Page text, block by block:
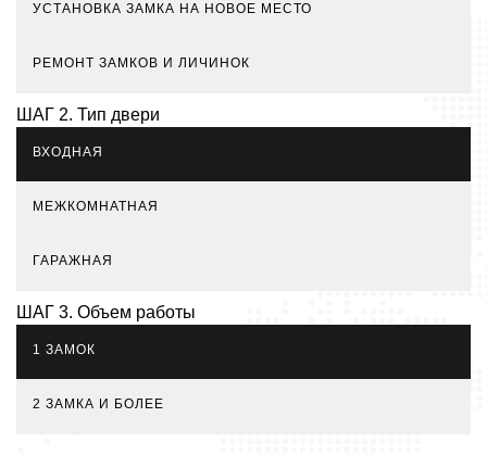
УСТАНОВКА ЗАМКА НА НОВОЕ МЕСТО
РЕМОНТ ЗАМКОВ И ЛИЧИНОК
ШАГ 2. Тип двери
ВХОДНАЯ
МЕЖКОМНАТНАЯ
ГАРАЖНАЯ
ШАГ 3. Объем работы
1 ЗАМОК
2 ЗАМКА И БОЛЕЕ